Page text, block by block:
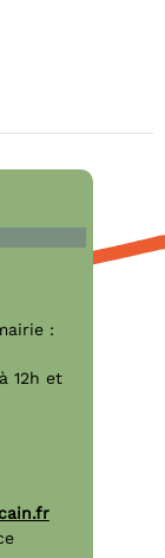
:
12h et